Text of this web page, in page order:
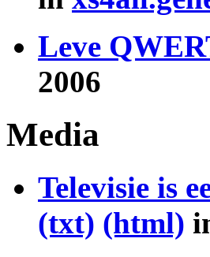
Leve
2006
Media
Televisie is
(txt) (html)